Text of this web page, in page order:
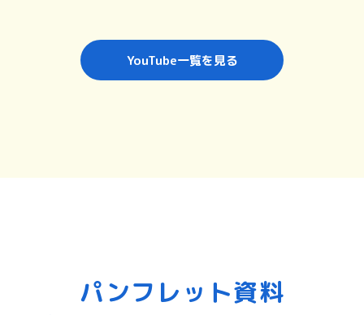
YouTube一覧を見る
パンフレット資料